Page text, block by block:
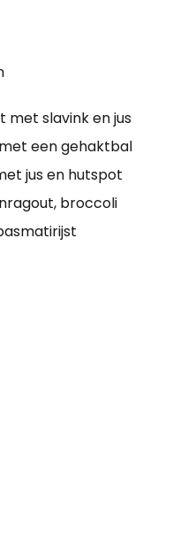
met slavink en jus
een gehaktbal
jus en hutspot
broccoli